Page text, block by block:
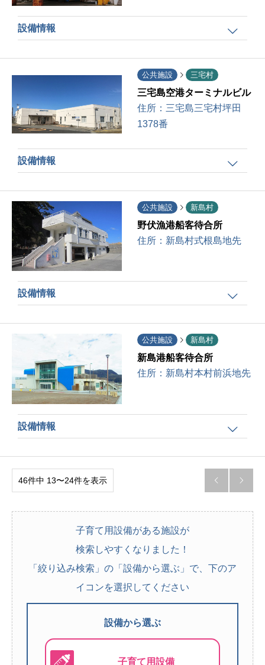
設備情報
公共施設 三宅村
三宅島空港ターミナルビル
住所： 三宅島三宅村坪田
1378番
設備情報
公共施設 新島村
野伏漁港船客待合所
住所： 新島村式根島地先
設備情報
公共施設 新島村
新島港船客待合所
住所： 新島村本村前浜地先
設備情報
46件中 13〜24件を表示  
子育て用設備がある施設が
検索しやすくなりました！
「絞り込み検索」の「設備から選ぶ」で、下のア
イコンを選択してください
設備から選ぶ
子育て用設備